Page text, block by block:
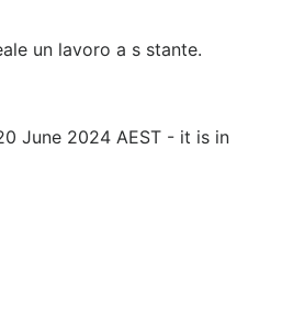
un lavoro a s stante.
June 2024 AEST - it is in